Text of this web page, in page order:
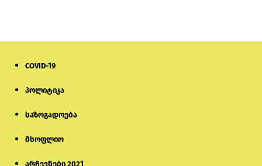
მუშაობდნენ, სავარაუდოდ, ისევ
COVID-19
პოლიტიკა
საზოგადოება
მსოფლიო
არჩევნები 2021